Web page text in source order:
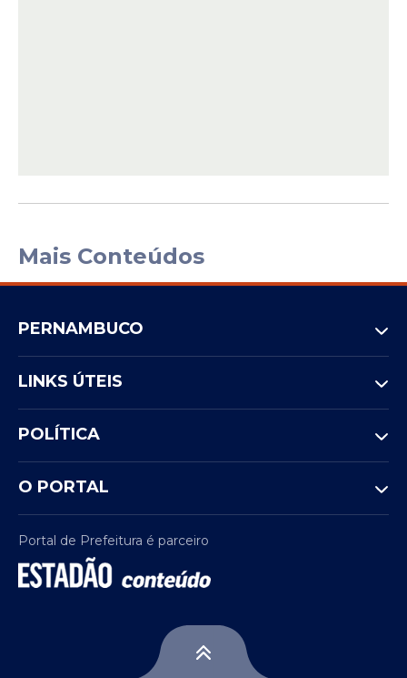
Mais Conteúdos
PERNAMBUCO
LINKS ÚTEIS
POLÍTICA
O PORTAL
Portal de Prefeitura é parceiro